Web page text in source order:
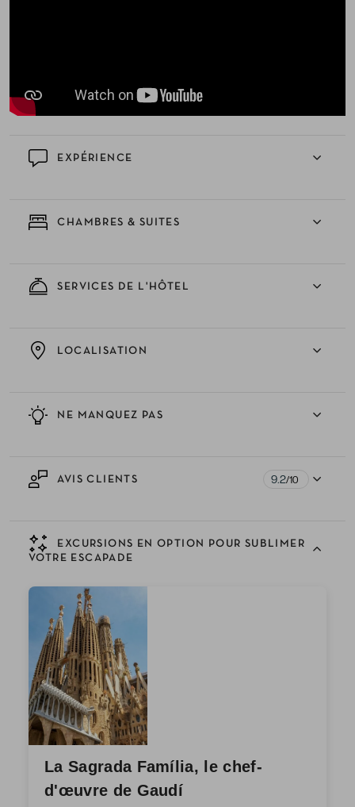
EXPÉRIENCE
CHAMBRES & SUITES
SERVICES DE L'HÔTEL
NE MANQUEZ PAS
LOCALISATION
AVIS CLIENTS 9.2/10
EXCURSIONS EN OPTION POUR SUBLIMER
VOTRE ESCAPADE
La Sagrada Família, le chef-
d'œuvre de Gaudí